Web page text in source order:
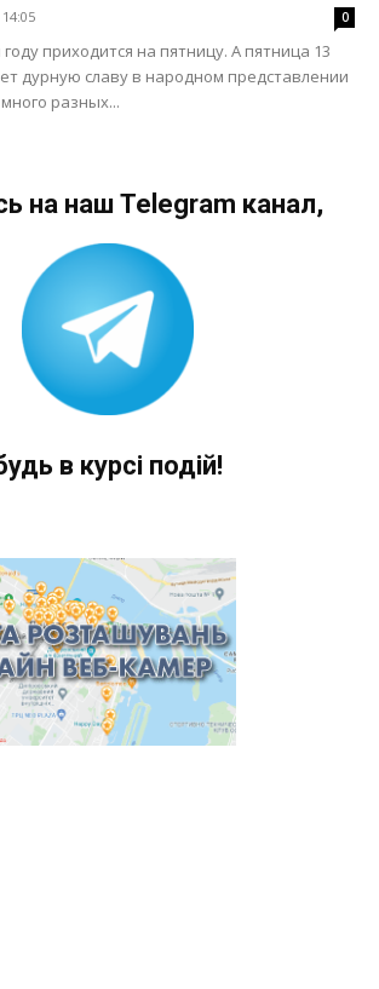
0
приходится на пятницу. А пятница 13
дурную славу в народном представлении
разных...
на наш Telegram канал,
в курсі подій!